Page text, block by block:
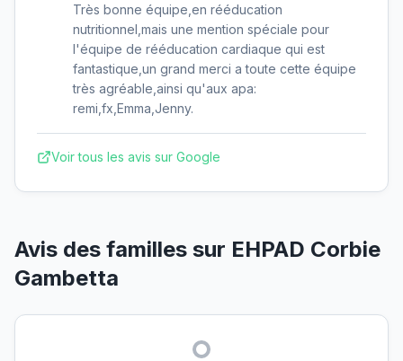
Très bonne équipe,en rééducation
nutritionnel,mais une mention spéciale pour
l'équipe de rééducation cardiaque qui est
fantastique,un grand merci a toute cette équipe
très agréable,ainsi qu'aux apa:
remi,fx,Emma,Jenny.
Voir tous les avis sur Google
Avis des familles sur EHPAD Corbie
Gambetta